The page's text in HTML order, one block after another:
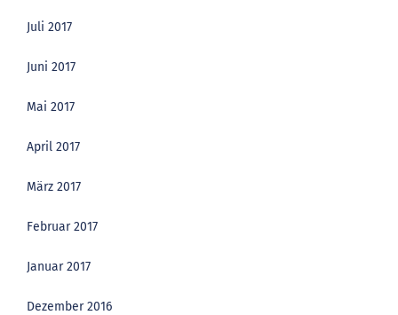
Juli 2017
Juni 2017
Mai 2017
April 2017
März 2017
Februar 2017
Januar 2017
Dezember 2016